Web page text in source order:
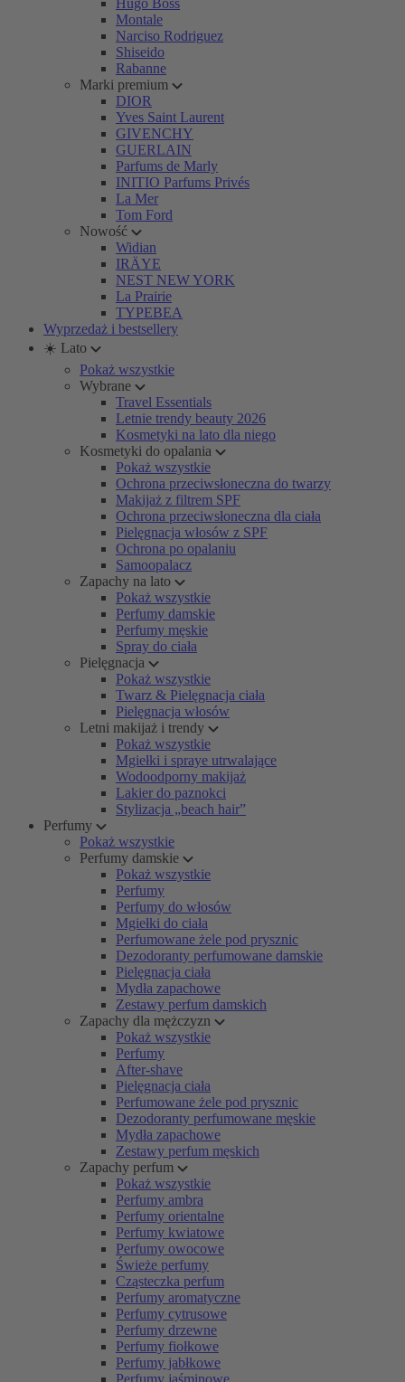
Hugo Boss
Montale
Narciso Rodriguez
Shiseido
Rabanne
Marki premium
DIOR
Yves Saint Laurent
GIVENCHY
GUERLAIN
Parfums de Marly
INITIO Parfums Privés
La Mer
Tom Ford
Nowość
Widian
IRÄYE
NEST NEW YORK
La Prairie
TYPEBEA
Wyprzedaż i bestsellery
☀️ Lato
Pokaż wszystkie
Wybrane
Travel Essentials
Letnie trendy beauty 2026
Kosmetyki na lato dla niego
Kosmetyki do opalania
Pokaż wszystkie
Ochrona przeciwsłoneczna do twarzy
Makijaż z filtrem SPF
Ochrona przeciwsłoneczna dla ciała
Pielęgnacja włosów z SPF
Ochrona po opalaniu
Samoopalacz
Zapachy na lato
Pokaż wszystkie
Perfumy damskie
Perfumy męskie
Spray do ciała
Pielęgnacja
Pokaż wszystkie
Twarz & Pielęgnacja ciała
Pielęgnacja włosów
Letni makijaż i trendy
Pokaż wszystkie
Mgiełki i spraye utrwalające
Wodoodporny makijaż
Lakier do paznokci
Stylizacja „beach hair”
Perfumy
Pokaż wszystkie
Perfumy damskie
Pokaż wszystkie
Perfumy
Perfumy do włosów
Mgiełki do ciała
Perfumowane żele pod prysznic
Dezodoranty perfumowane damskie
Pielęgnacja ciała
Mydła zapachowe
Zestawy perfum damskich
Zapachy dla mężczyzn
Pokaż wszystkie
Perfumy
After-shave
Pielęgnacja ciała
Perfumowane żele pod prysznic
Dezodoranty perfumowane męskie
Mydła zapachowe
Zestawy perfum męskich
Zapachy perfum
Pokaż wszystkie
Perfumy ambra
Perfumy orientalne
Perfumy kwiatowe
Perfumy owocowe
Świeże perfumy
Cząsteczka perfum
Perfumy aromatyczne
Perfumy cytrusowe
Perfumy drzewne
Perfumy fiołkowe
Perfumy jabłkowe
Perfumy jaśminowe